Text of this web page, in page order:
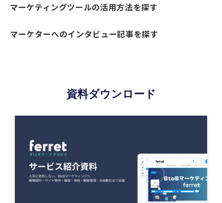
マーケティングツールの活用方法を探す
マーケターへのインタビュー記事を探す
資料ダウンロード